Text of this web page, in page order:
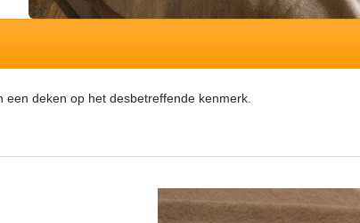
deken op het desbetreffende kenmerk.kleur-camel